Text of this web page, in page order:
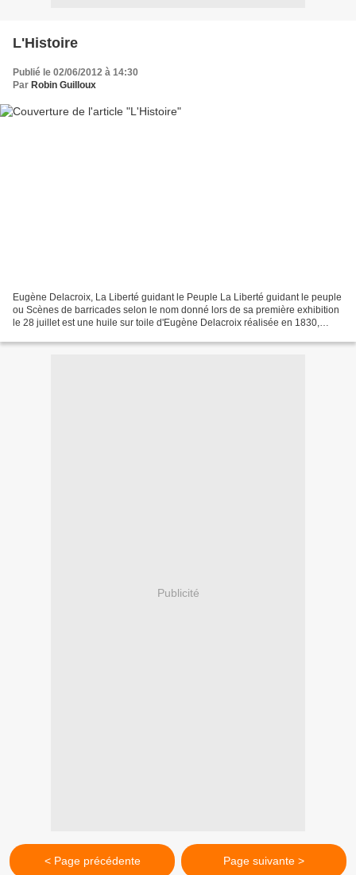
L'Histoire
Publié le 02/06/2012 à 14:30
Par Robin Guilloux
Eugène Delacroix, La Liberté guidant le Peuple La Liberté guidant le peuple
ou Scènes de barricades selon le nom donné lors de sa première exhibition
le 28 juillet est une huile sur toile d'Eugène Delacroix réalisée en 1830,
Publicité
< Page précédente Page suivante >